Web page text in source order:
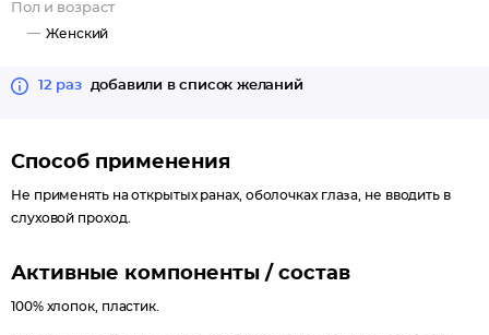
Пол и возраст
Женский
12 раз добавили в список желаний
Способ применения
Не применять на открытых ранах, оболочках глаза, не вводить в
слуховой проход.
Активные компоненты / состав
100% хлопок, пластик.